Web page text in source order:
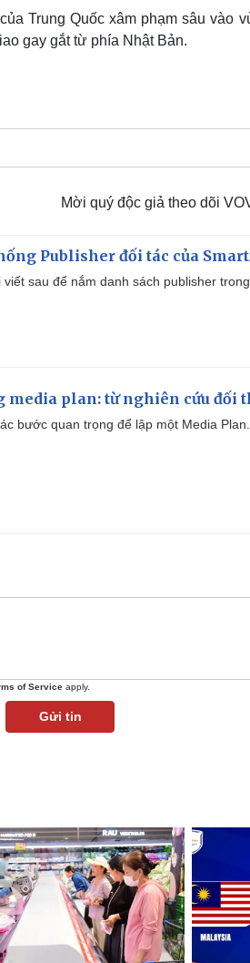
Trung Quốc xâm phạm sâu vào
gay gắt từ phía Nhật Bản.
Mời quý độc giả theo dõi
Publisher đối tác của
sau để nắm danh sách publisher
media plan: từ nghiên cứu đối
bước quan trọng để lập một Media Plan.
of Service apply.
Gửi tin